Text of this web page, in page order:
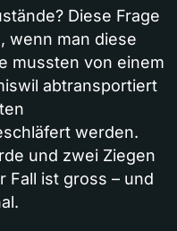
Diese Frage
wenn man diese
mussten von einem
abtransportiert
werden.
und zwei Ziegen
Fall ist gross – und